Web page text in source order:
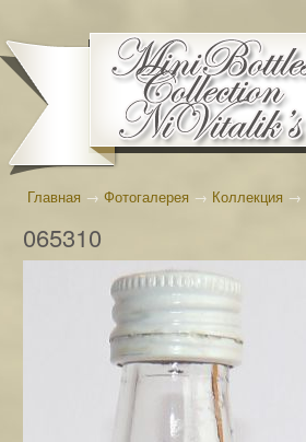
Главная → Фотогалерея → Коллекция →
065310